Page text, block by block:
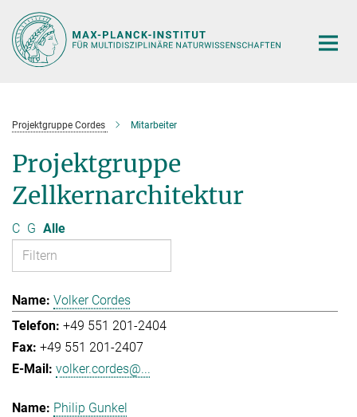
Hauptinhalt
Projektgruppe Cordes Mitarbeiter
Projektgruppe
Zellkernarchitektur
C G Alle
Volker Cordes
+49 551 201-2404
+49 551 201-2407
volker.cordes@...
Philip Gunkel